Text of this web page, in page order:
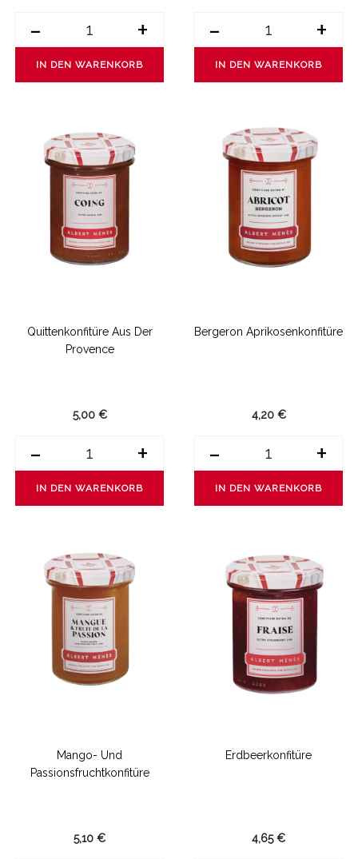
- +
IN DEN WARENKORB
- +
IN DEN WARENKORB
Quittenkonfitüre Aus Der
Provence
5,00 €
- +
IN DEN WARENKORB
Bergeron Aprikosenkonfitüre
4,20 €
- +
IN DEN WARENKORB
Mango- Und
Passionsfruchtkonfitüre
5,10 €
Erdbeerkonfitüre
4,65 €